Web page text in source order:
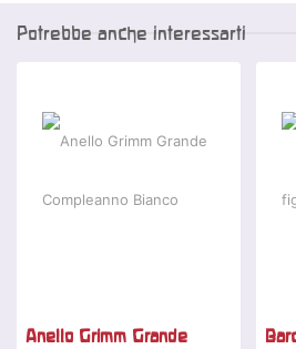
Potrebbe anche interessarti
Anello Grimm Grande